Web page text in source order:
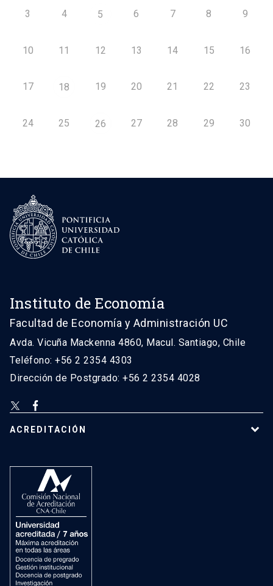
3 4 5 6 7 8 9
10 11 12 13 14 15 16
17 18 19 20 21 22 23
24 25 26 27 28 29 30
Instituto de Economía
Facultad de Economía y Administración UC
Avda. Vicuña Mackenna 4860, Macul. Santiago, Chile
Teléfono: +56 2 2354 4303
Dirección de Postgrado: +56 2 2354 4028
ACREDITACIÓN